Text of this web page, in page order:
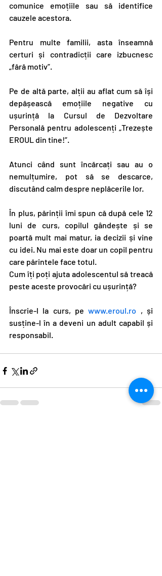
comunice emoțiile sau să identifice
cauzele acestora.
Pentru multe familii, asta înseamnă
certuri și contradicții care izbucnesc
„fără motiv”.
Pe de altă parte, alții au aflat cum să își
depășească emoțiile negative cu
ușurință la Cursul de Dezvoltare
Personală pentru adolescenți „Trezește
EROUL din tine!”.
Atunci când sunt încărcați sau au o
nemulțumire, pot să se descarce,
discutând calm despre neplăcerile lor.
În plus, părinții îmi spun că după cele 12
luni de curs, copilul gândește și se
poartă mult mai matur, ia decizii și vine
cu idei. Nu mai este doar un copil pentru
care părintele face totul.
Cum îți poți ajuta adolescentul să treacă
peste aceste provocări cu ușurință?
Înscrie-l la curs, pe www.eroul.ro , și
susține-l în a deveni un adult capabil și
responsabil.